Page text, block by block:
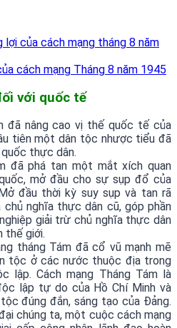
lợi của cách mạng tháng 8 năm
cách mạng Tháng 8 năm 1945
với quốc tế
đã nâng cao vị thế quốc tế của
tiên một dân tộc nhược tiểu đã
thực dân.
đã phá tan một mắt xích quan
mở đầu cho sự sụp đổ của
đầu thời kỳ suy sụp và tan rã
nghĩa thực dân cũ, góp phần
giải trừ chủ nghĩa thực dân
thế giới.
tháng Tám đã cổ vũ mạnh mẽ
tộc ở các nước thuộc địa trong
lập. Cách mạng Tháng Tám là
lập tự do của Hồ Chí Minh và
đúng đắn, sáng tạo của Đảng.
chúng ta, một cuộc cách mạng